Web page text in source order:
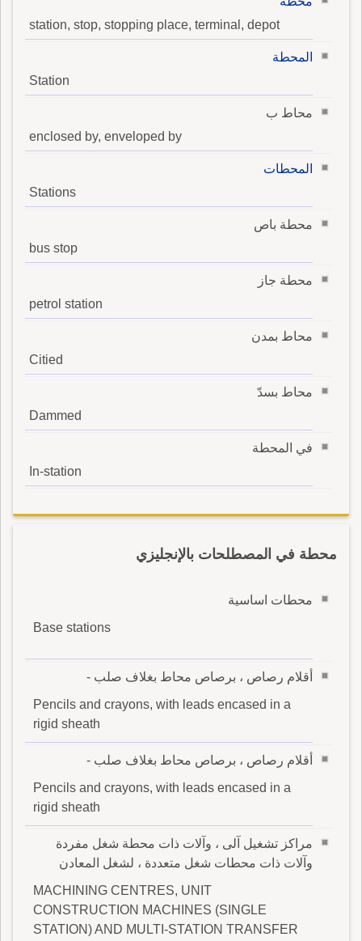
station, stop, stopping place, terminal, depot
المحطة
Station
محاط ب
enclosed by, enveloped by
المحطات
Stations
محطة باص
bus stop
محطة جاز
petrol station
محاط بمدن
Citied
محاط بسدّ
Dammed
في المحطة
In-station
محطة في المصطلحات بالإنجليزي
محطات اساسية
Base stations
أقلام رصاص ، برصاص محاط بغلاف صلب -
Pencils and crayons, with leads encased in a
rigid sheath
أقلام رصاص ، برصاص محاط بغلاف صلب -
Pencils and crayons, with leads encased in a
rigid sheath
مراكز تشغيل آلى ، وآلات ذات محطة شغل مفردة
وآلات ذات محطات شغل متعددة ، لشغل المعادن
MACHINING CENTRES, UNIT
CONSTRUCTION MACHINES (SINGLE
STATION) AND MULTI-STATION TRANSFER